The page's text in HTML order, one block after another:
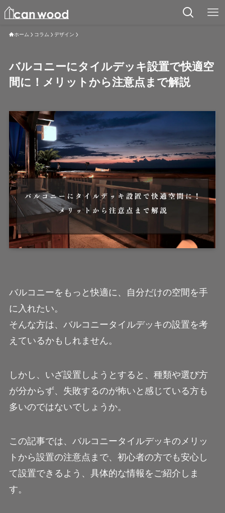
ホーム コラム デザイン
バルコニーにタイルデッキ設置で快適空
間に！メリットから注意点まで解説
バルコニーをもっと快適に、自分だけの空間を手
に入れたい。
そんな方は、バルコニータイルデッキの設置を考
えているかもしれません。
しかし、いざ設置しようとすると、種類や選び方
が分からず、失敗するのが怖いと感じている方も
多いのではないでしょうか。
この記事では、バルコニータイルデッキのメリッ
トから設置の注意点まで、初心者の方でも安心し
て設置できるよう、具体的な情報をご紹介しま
す。